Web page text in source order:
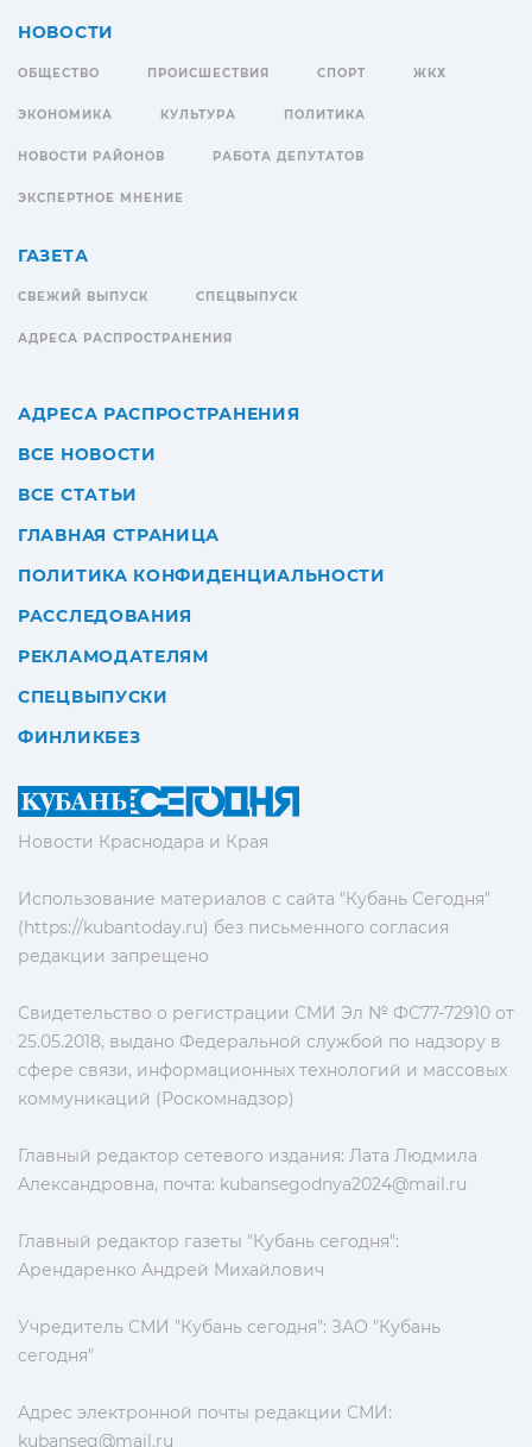
Новости Краснодара и Края
Использование материалов с сайта "Кубань Сегодня"
(https://kubantoday.ru) без письменного согласия
редакции запрещено
Свидетельство о регистрации СМИ Эл № ФС77-72910 от
25.05.2018, выдано Федеральной службой по надзору в
сфере связи, информационных технологий и массовых
коммуникаций (Роскомнадзор)
Главный редактор сетевого издания: Лата Людмила
Александровна, почта: kubansegodnya2024@mail.ru
Главный редактор газеты "Кубань сегодня":
Арендаренко Андрей Михайлович
Учредитель СМИ "Кубань сегодня": ЗАО "Кубань
сегодня"
Адрес электронной почты редакции СМИ:
kubanseg@mail.ru
НОВОСТИ
ОБЩЕСТВО ПРОИСШЕСТВИЯ СПОРТ ЖКХ
ЭКОНОМИКА КУЛЬТУРА ПОЛИТИКА
НОВОСТИ РАЙОНОВ РАБОТА ДЕПУТАТОВ
ЭКСПЕРТНОЕ МНЕНИЕ
ГАЗЕТА
СВЕЖИЙ ВЫПУСК СПЕЦВЫПУСК
АДРЕСА РАСПРОСТРАНЕНИЯ
АДРЕСА РАСПРОСТРАНЕНИЯ
ВСЕ НОВОСТИ
ВСЕ СТАТЬИ
ГЛАВНАЯ СТРАНИЦА
ПОЛИТИКА КОНФИДЕНЦИАЛЬНОСТИ
РАССЛЕДОВАНИЯ
РЕКЛАМОДАТЕЛЯМ
СПЕЦВЫПУСКИ
ФИНЛИКБЕЗ